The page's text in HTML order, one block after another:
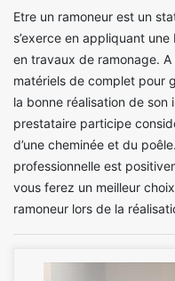
Etre un ramoneur est un
s’exerce en appliquant
en travaux de ramonage.
matériels de complet pour
la bonne réalisation de
prestataire participe
d’une cheminée et du
professionnelle est
vous ferez un meilleur
ramoneur lors de la